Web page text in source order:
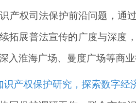
产权司法保护前沿问题，通
拓展普法宣传的广度与深度
入淮海广场、曼度广场等商
识产权保护研究，探索数字经